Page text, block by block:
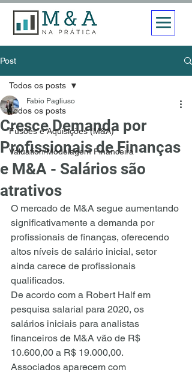
Post
Todos os posts
Fusões e Aquisições (M&A)
Valuation/Modelagem Financeira
Todos os posts
Cresce Demanda por
Profissionais de Finanças
e M&A - Salários são
atrativos
Fabio Pagliuso
O mercado de M&A segue aumentando
significativamente a demanda por
profissionais de finanças, oferecendo
altos níveis de salário inicial, setor
ainda carece de profissionais
qualificados.
De acordo com a Robert Half em
pesquisa salarial para 2020, os
salários iniciais para analistas
financeiros de M&A vão de R$
10.600,00 a R$ 19.000,00.
Associados aparecem com